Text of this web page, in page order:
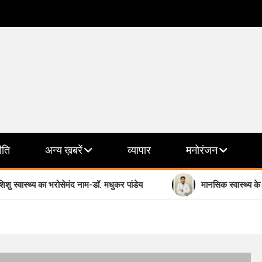
अन्य ख़बरें व्यापार मनोरंजन
का भरोसेमंद नाम-डॉ. मधुकर पांडेय मानसिक स्वास्थ्य के क्षेत्र में